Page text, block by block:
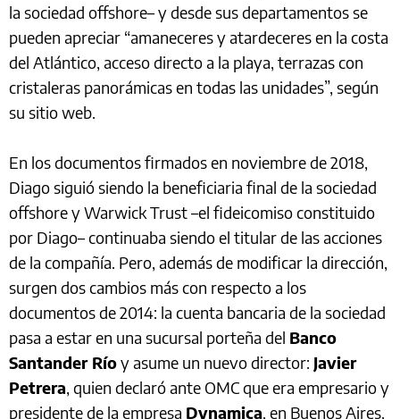
la sociedad offshore– y desde sus departamentos se
pueden apreciar “amaneceres y atardeceres en la costa
del Atlántico, acceso directo a la playa, terrazas con
cristaleras panorámicas en todas las unidades”, según
su sitio web.
En los documentos firmados en noviembre de 2018,
Diago siguió siendo la beneficiaria final de la sociedad
offshore y Warwick Trust –el fideicomiso constituido
por Diago– continuaba siendo el titular de las acciones
de la compañía. Pero, además de modificar la dirección,
surgen dos cambios más con respecto a los
documentos de 2014: la cuenta bancaria de la sociedad
pasa a estar en una sucursal porteña del Banco
Santander Ríoy asume un nuevo director: Javier
Petrera, quien declaró ante OMC que era empresario y
presidente de la empresa Dynamica, en Buenos Aires.